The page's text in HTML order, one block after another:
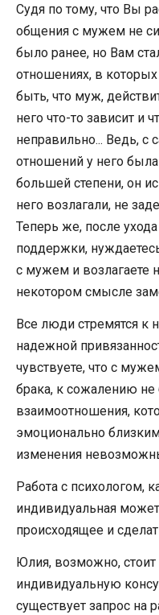
Судя по тому, что Вы
общения с мужем не
было ранее, но Вам
отношениях, в
быть, что муж,
него что-то зависит и
неправильно... Ведь, с
отношений у него
большей степени, он
него возлагали, не
Теперь же, после
поддержки,
с мужем и возлагаете
некотором смысле
Все люди стремятся
надежной
чувствуете, что с
брака, к сожалению
взаимоотношения,
эмоционально
изменения
Работа с психологом,
индивидуальная
происходящее и
Юлия, возможно, стоит
индивидуальную
существует запрос на